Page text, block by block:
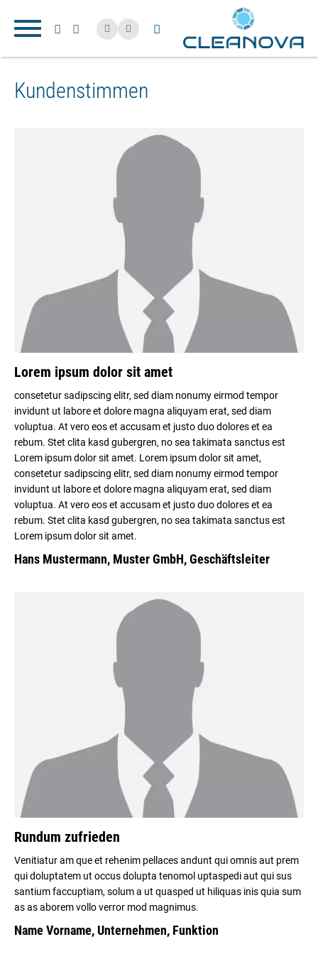
Kundenstimmen
Lorem ipsum dolor sit amet
consetetur sadipscing elitr, sed diam nonumy eirmod tempor
invidunt ut labore et dolore magna aliquyam erat, sed diam
voluptua. At vero eos et accusam et justo duo dolores et ea
rebum. Stet clita kasd gubergren, no sea takimata sanctus est
Lorem ipsum dolor sit amet. Lorem ipsum dolor sit amet,
consetetur sadipscing elitr, sed diam nonumy eirmod tempor
invidunt ut labore et dolore magna aliquyam erat, sed diam
voluptua. At vero eos et accusam et justo duo dolores et ea
rebum. Stet clita kasd gubergren, no sea takimata sanctus est
Lorem ipsum dolor sit amet.
Hans Mustermann, Muster GmbH, Geschäftsleiter
Rundum zufrieden
Venitiatur am que et rehenim pellaces andunt qui omnis aut prem
qui doluptatem ut occus dolupta tenomol uptaspedi aut qui sus
santium faccuptiam, solum a ut quasped ut hiliquas inis quia sum
as as aborem vollo verror mod magnimus.
Name Vorname, Unternehmen, Funktion